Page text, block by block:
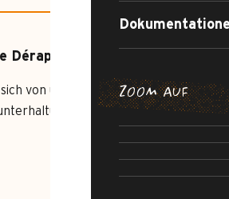
ZOOM AUF
PFAD DER
DER
STRASSE
Dérapage
sich von unserere zwei Ambience
Dartspiel, spätes